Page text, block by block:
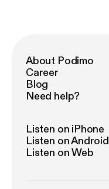
About Podimo
Career
Blog
Need help?
Listen on iPhone
Listen on Android
Listen on Web